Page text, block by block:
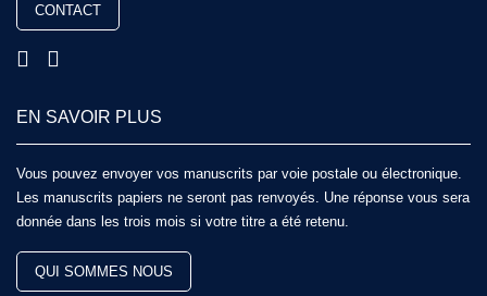
CONTACT
EN SAVOIR PLUS
Vous pouvez envoyer vos manuscrits par voie postale ou électronique.
Les manuscrits papiers ne seront pas renvoyés. Une réponse vous sera
donnée dans les trois mois si votre titre a été retenu.
QUI SOMMES NOUS